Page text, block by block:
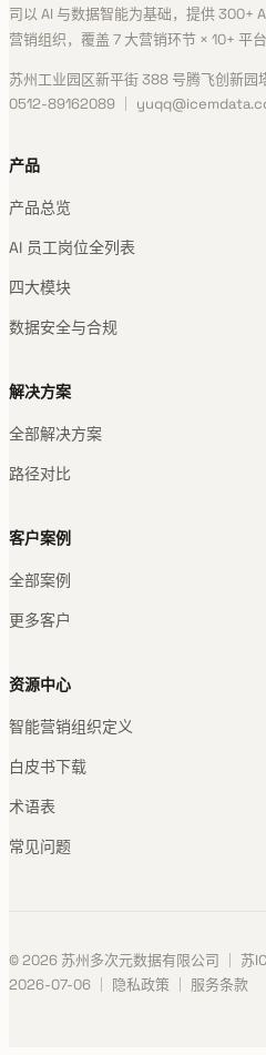
司以 AI 与数据智能为基础，提供 300+
营销组织，覆盖 7 大营销环节 × 10+ 平
苏州工业园区新平街 388 号腾飞创新园
0512-89162089 ｜
产品
产品总览
AI 员工岗位全列表
四大模块
数据安全与合规
解决方案
全部解决方案
路径对比
客户案例
全部案例
更多客户
资源中心
智能营销组织定义
白皮书下载
术语表
常见问题
© 2026 苏州多次元数据有限公司 ｜ 苏
2026-07-06 ｜ 隐私政策 服务条款